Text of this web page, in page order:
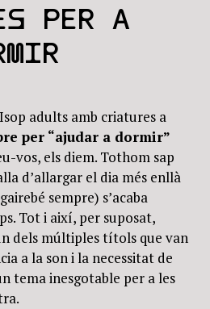
PER A
adults amb criatures a
per “ajudar a dormir”
vos, els diem. Tothom sap
d’allargar el dia més enllà
sempre) s’acaba
Tot i així, per suposat,
dels múltiples títols que van
a la son i la necessitat de
tema inesgotable per a les